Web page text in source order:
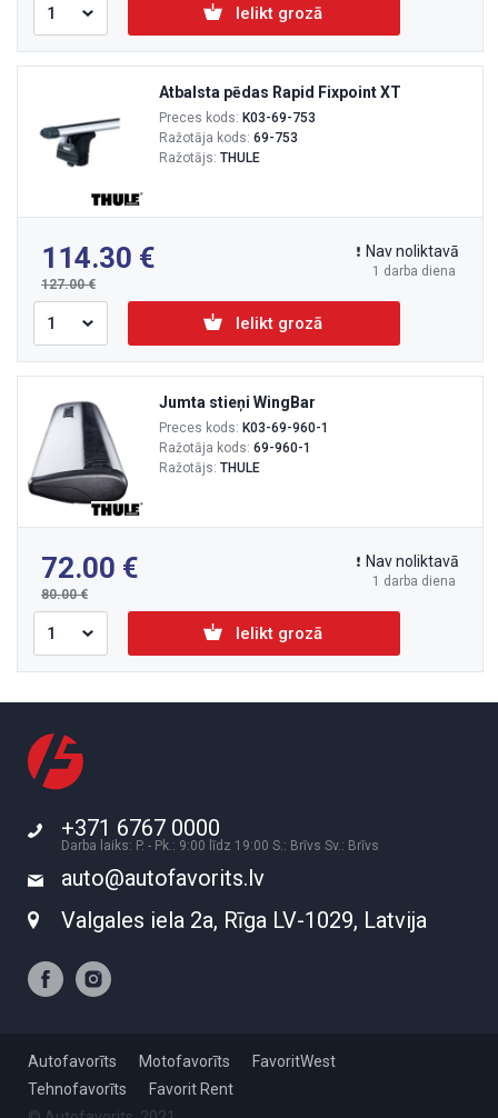
Ielikt grozā
Atbalsta pēdas Rapid Fixpoint XT
Preces kods: K03-69-753
Ražotāja kods: 69-753
Ražotājs: THULE
114.30
127.00
1 darba diena
Nav noliktavā
Ielikt grozā
Jumta stieņi WingBar
Preces kods: K03-69-960-1
Ražotāja kods: 69-960-1
Ražotājs: THULE
72.00
80.00
1 darba diena
Nav noliktavā
Ielikt grozā
+371 6767 0000
Darba laiks: P. - Pk.: 9:00 līdz 19:00 S.: Brīvs Sv.: Brīvs
auto@autofavorits.lv
Valgales iela 2a, Rīga LV-1029, Latvija
Autofavorīts Motofavorīts
FavoritWest
Tehnofavorīts
Favorit Rent